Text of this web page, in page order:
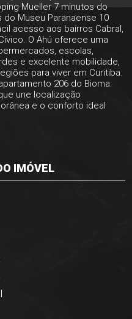
Mueller 7 minutos do
Museu Paranaense 10
acesso aos bairros Cabral,
O Ahú oferece uma
escolas,
e excelente mobilidade,
para viver em Curitiba.
206 do Bioma.
une localização
e o conforto ideal
IMÓVEL